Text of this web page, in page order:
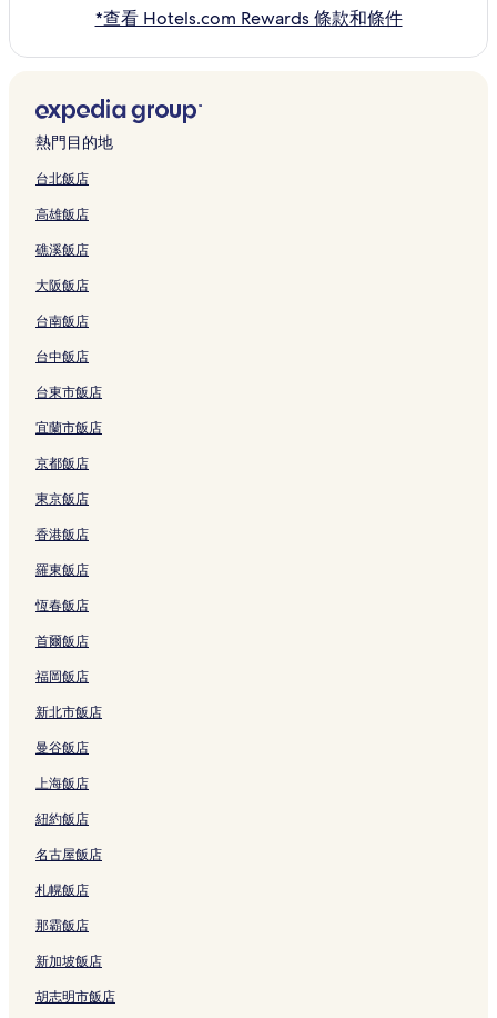
*查看 Hotels.com Rewards 條款和條件
熱門目的地
台北飯店
高雄飯店
礁溪飯店
大阪飯店
台南飯店
台中飯店
台東市飯店
宜蘭市飯店
京都飯店
東京飯店
香港飯店
羅東飯店
恆春飯店
首爾飯店
福岡飯店
新北市飯店
曼谷飯店
上海飯店
紐約飯店
名古屋飯店
札幌飯店
那霸飯店
新加坡飯店
胡志明市飯店